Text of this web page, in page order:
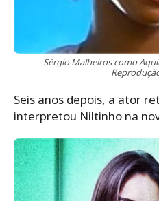
Sérgio Malheiros como
Seis anos depois, a ator
interpretou Niltinho na